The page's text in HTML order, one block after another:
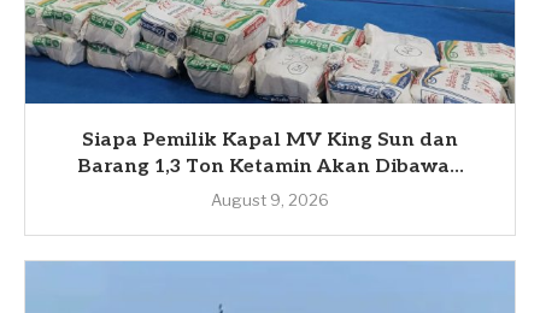
Siapa Pemilik Kapal MV King Sun dan
Barang 1,3 Ton Ketamin Akan Dibawa...
August 9, 2026